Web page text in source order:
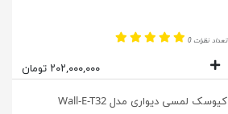
تعداد نظرات 0
۲۰۲,۰۰۰,۰۰۰ تومان
کیوسک لمسی دیواری مدل Wall-E-T32